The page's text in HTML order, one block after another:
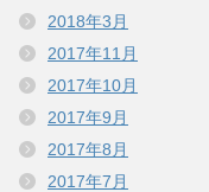
2018年3月
2017年11月
2017年10月
2017年9月
2017年8月
2017年7月